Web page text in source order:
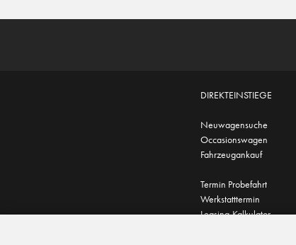
DIREKTEINSTIEGE
Neuwagensuche
Occasionswagen
Fahrzeugankauf
Termin Probefahrt
Werkstatttermin
Leasing-Kalkulator